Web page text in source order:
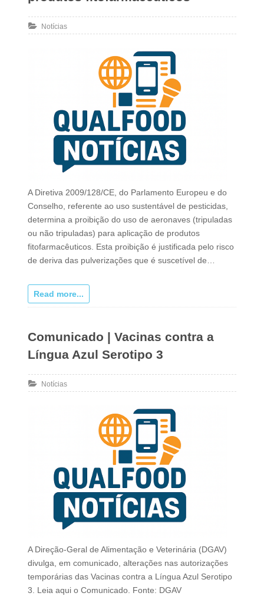
Notícias
A Diretiva 2009/128/CE, do Parlamento Europeu e do
Conselho, referente ao uso sustentável de pesticidas,
determina a proibição do uso de aeronaves (tripuladas
ou não tripuladas) para aplicação de produtos
fitofarmacêuticos. Esta proibição é justificada pelo risco
de deriva das pulverizações que é suscetível de…
Read more...
Comunicado | Vacinas contra a
Língua Azul Serotipo 3
Notícias
A Direção-Geral de Alimentação e Veterinária (DGAV)
divulga, em comunicado, alterações nas autorizações
temporárias das Vacinas contra a Língua Azul Serotipo
3. Leia aqui o Comunicado. Fonte: DGAV